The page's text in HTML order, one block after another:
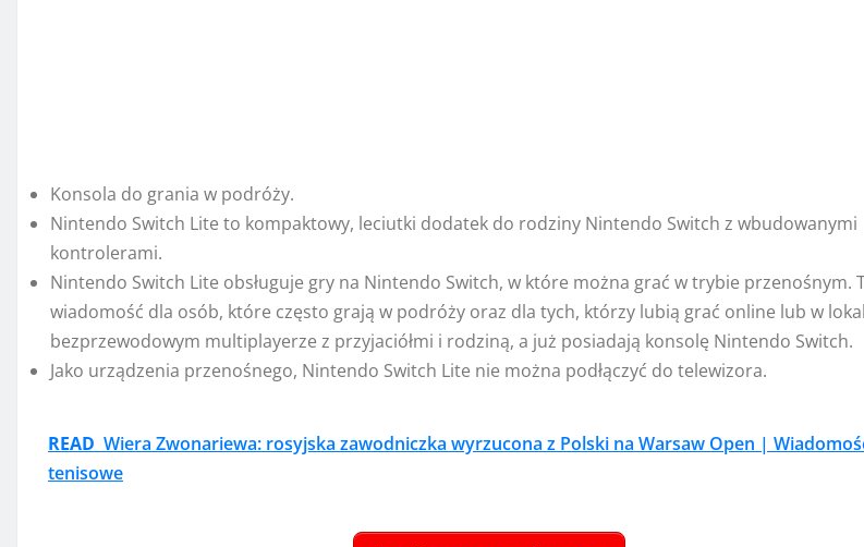
READ Wiera Zwonariewa: rosyjska zawodniczka wyrzucona z Polski na Warsaw Open | Wiadomości
tenisowe
Kup teraz na Amazon
3. Nintendo Luigi’s Mansion 3